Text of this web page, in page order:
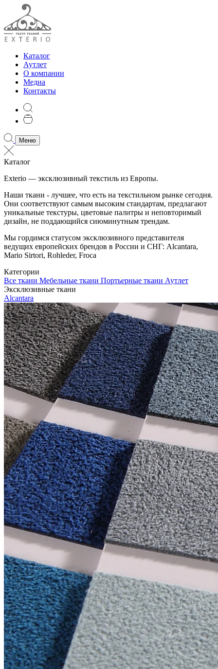
Каталог
Аутлет
О компании
Медиа
Контакты
Меню
Каталог
Exterio — эксклюзивный текстиль из Европы.
Наши ткани - лучшее, что есть на текстильном рынке сегодня.
Они соответствуют самым высоким стандартам, предлагают
уникальные текстуры, цветовые палитры и неповторимый
дизайн, не поддающийся сиюминутным трендам.
Мы гордимся статусом эксклюзивного представителя
ведущих европейских брендов в России и СНГ: Alcantara,
Mario Sirtori, Rohleder, Froca
Категории
Все ткани Мебельные ткани Портьерные ткани Аутлет
Эксклюзивные ткани
Alcantara